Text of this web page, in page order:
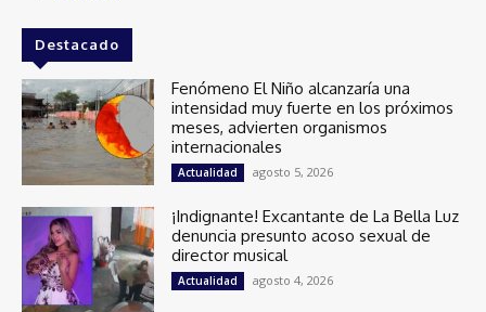
Destacado
Fenómeno El Niño alcanzaría una
intensidad muy fuerte en los próximos
meses, advierten organismos
internacionales
Actualidad agosto 5, 2026
¡Indignante! Excantante de La Bella Luz
denuncia presunto acoso sexual de
director musical
Actualidad agosto 4, 2026